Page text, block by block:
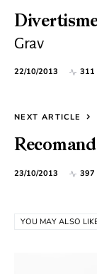
Grav
22/10/2013 311
NEXT ARTICLE
23/10/2013 397
YOU MAY ALSO